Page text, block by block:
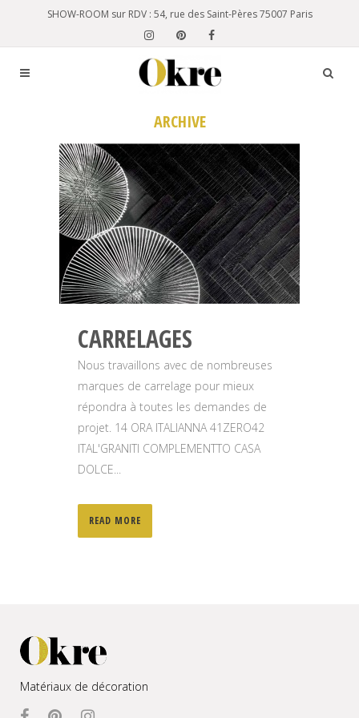
SHOW-ROOM sur RDV : 54, rue des Saint-Pères 75007 Paris
ARCHIVE
CARRELAGES
Nous travaillons avec de nombreuses
marques de carrelage pour mieux
répondra à toutes les demandes de
projet. 14 ORA ITALIANNA 41ZERO42
ITAL'GRANITI COMPLEMENTTO CASA
DOLCE...
READ MORE
Matériaux de décoration